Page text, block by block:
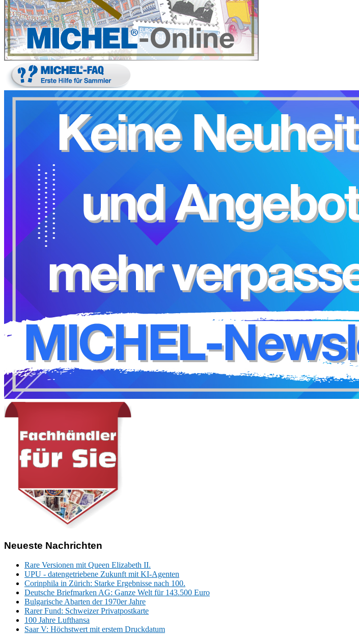
Neueste Nachrichten
Rare Versionen mit Queen Elizabeth II.
UPU - datengetriebene Zukunft mit KI-Agenten
Corinphila in Zürich: Starke Ergebnisse nach 100.
Deutsche Briefmarken AG: Ganze Welt für 143.500 Euro
Bulgarische Abarten der 1970er Jahre
Rarer Fund: Schweizer Privatpostkarte
100 Jahre Lufthansa
Saar V: Höchstwert mit erstem Druckdatum